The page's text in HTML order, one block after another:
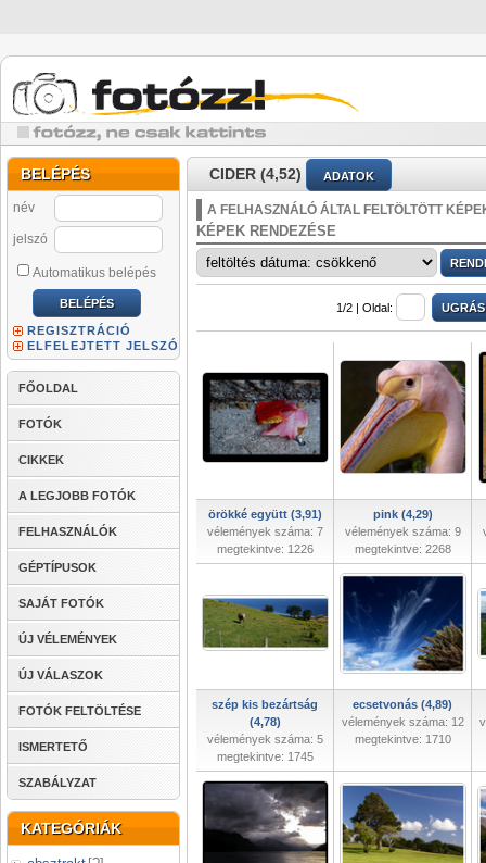
BELÉPÉS
név
jelszó
Automatikus belépés
REGISZTRÁCIÓ
ELFELEJTETT JELSZÓ
FŐOLDAL
FOTÓK
CIKKEK
A LEGJOBB FOTÓK
FELHASZNÁLÓK
GÉPTÍPUSOK
SAJÁT FOTÓK
ÚJ VÉLEMÉNYEK
ÚJ VÁLASZOK
FOTÓK FELTÖLTÉSE
ISMERTETŐ
SZABÁLYZAT
KATEGÓRIÁK
CIDER (4,52) ADATOK
A FELHASZNÁLÓ ÁLTAL FELTÖLTÖTT
KÉPEK RENDEZÉSE
1/2 | Oldal:
örökké együtt (3,91)
vélemények száma: 7
megtekintve: 1226
pink (4,29)
vélemények száma: 9
megtekintve: 2268
szép kis bezártság
(4,78)
vélemények száma: 5
megtekintve: 1745
ecsetvonás (4,89)
vélemények száma: 12
megtekintve: 1710